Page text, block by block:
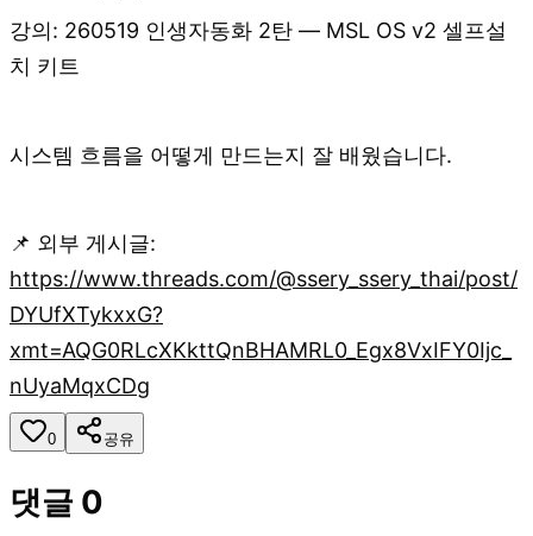
강의: 260519 인생자동화 2탄 — MSL OS v2 셀프설
치 키트
시스템 흐름을 어떻게 만드는지 잘 배웠습니다.
📌 외부 게시글:
https://www.threads.com/@ssery_ssery_thai/post/
DYUfXTykxxG?
xmt=AQG0RLcXKkttQnBHAMRL0_Egx8VxIFY0Ijc_
nUyaMqxCDg
0 공유
댓글 0